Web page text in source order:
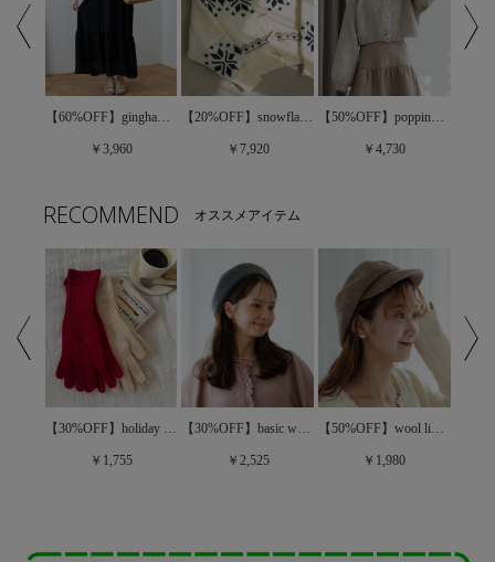
【60%OFF】gingham ribbon onepiece～ｷﾞﾝｶﾞﾑﾘﾎﾞﾝﾜﾝﾋﾟｰｽ
￥3,960
【20%OFF】snowflake cardigan～ｽﾉｰﾌﾚｰｸｶｰﾃﾞｨｶﾞﾝ
￥7,920
【50%OFF】popping fancy knit～ﾎﾟｯﾋﾟﾝｸﾞﾌｧﾝｼｰﾆｯﾄ
￥4,730
RECOMMEND オススメアイテム
【30%OFF】holiday glove～ﾎﾘﾃﾞｰｸﾞﾛｰﾌﾞ
￥1,755
【30%OFF】basic wool beret ～ﾍﾞｰｼｯｸｳｰﾙﾍﾞﾚｰ
￥2,525
【50%OFF】wool like casquette～ｳｰﾙﾗｲｸｷｬｽｹｯﾄ
￥1,980